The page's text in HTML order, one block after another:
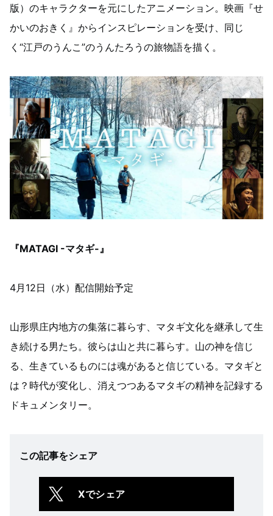
版）のキャラクターを元にしたアニメーション。映画『せ
かいのおきく』からインスピレーションを受け、同じ
く“江戸のうんこ”のうんたろうの旅物語を描く。
『MATAGI -マタギ-』
4月12日（水）配信開始予定
山形県庄内地方の集落に暮らす、マタギ文化を継承して生
き続ける男たち。彼らは山と共に暮らす。山の神を信じ
る、生きているものには魂があると信じている。マタギと
は？時代が変化し、消えつつあるマタギの精神を記録する
ドキュメンタリー。
この記事をシェア
Xでシェア